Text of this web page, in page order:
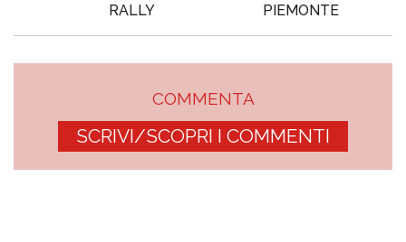
RALLY
PIEMONTE
COMMENTA
SCRIVI/SCOPRI I COMMENTI